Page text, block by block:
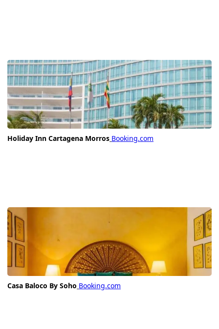
Holiday Inn Cartagena Morros Booking.com
Casa Baloco By Soho Booking.com